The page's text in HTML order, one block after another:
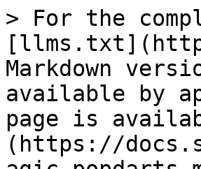
> For the
Markdown
available by
page is
(https://